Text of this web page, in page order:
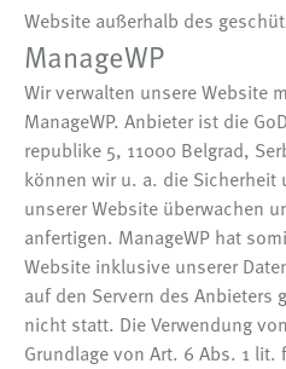
Website außerhalb des
ManageWP
Wir verwalten unsere Website
ManageWP. Anbieter ist die
republike 5, 11000 Belgrad,
können wir u. a. die Sicherheit
unserer Website überwachen
anfertigen. ManageWP hat
Website inklusive unserer
auf den Servern des Anbieters
nicht statt. Die Verwendung
Grundlage von Art. 6 Abs. 1 lit.